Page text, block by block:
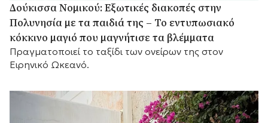
Δούκισσα Νομικού: Εξωτικές διακοπές στην
Πολυνησία με τα παιδιά της – Το εντυπωσιακό
κόκκινο μαγιό που μαγνήτισε τα βλέμματα
Πραγματοποιεί το ταξίδι των ονείρων της στον
Ειρηνικό Ωκεανό.